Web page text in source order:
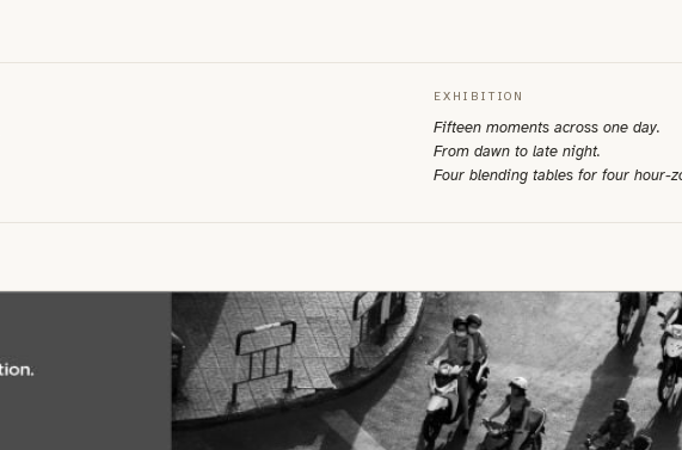
EXHIBITION
Fifteen moments across one day.
From dawn to late night.
Four blending tables for four hour-